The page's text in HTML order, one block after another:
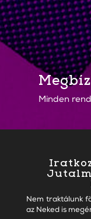
Minden
Nem traktálunk
az Neked is